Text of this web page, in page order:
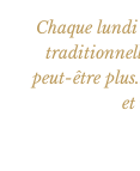
Chaque lundi
peut-être
et